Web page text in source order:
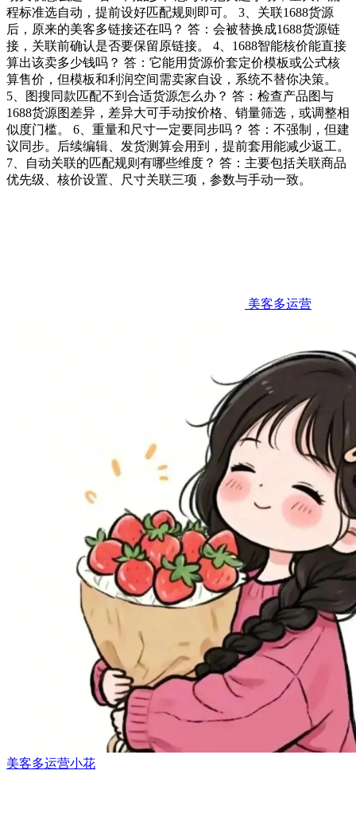
程标准选自动，提前设好匹配规则即可。 3、关联1688货源
后，原来的美客多链接还在吗？ 答：会被替换成1688货源链
接，关联前确认是否要保留原链接。 4、1688智能核价能直接
算出该卖多少钱吗？ 答：它能用货源价套定价模板或公式核
算售价，但模板和利润空间需卖家自设，系统不替你决策。
5、图搜同款匹配不到合适货源怎么办？ 答：检查产品图与
1688货源图差异，差异大可手动按价格、销量筛选，或调整相
似度门槛。 6、重量和尺寸一定要同步吗？ 答：不强制，但建
议同步。后续编辑、发货测算会用到，提前套用能减少返工。
7、自动关联的匹配规则有哪些维度？ 答：主要包括关联商品
优先级、核价设置、尺寸关联三项，参数与手动一致。
美客多运营
美客多运营小花